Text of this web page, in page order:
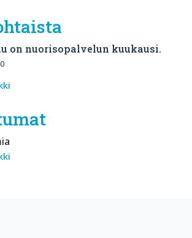
on nuorisopalvelun kuukausi.